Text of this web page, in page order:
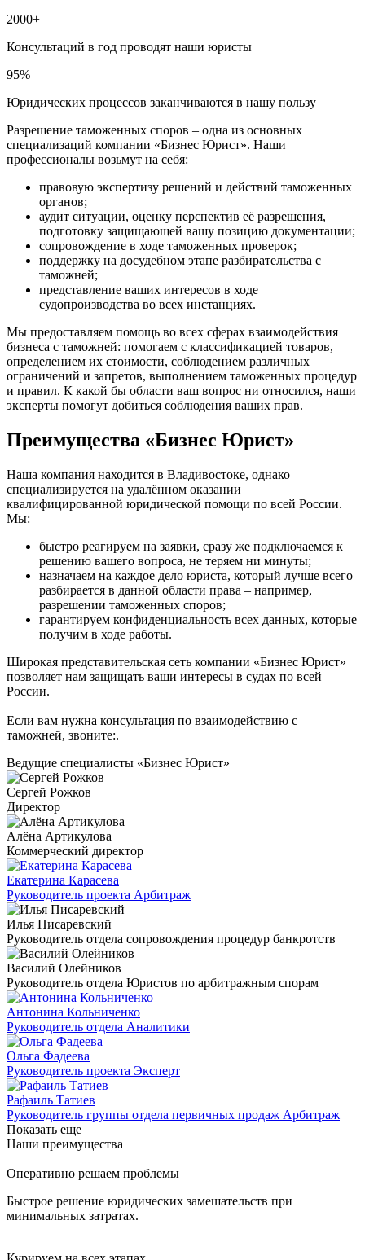
2000+
Консультаций в год проводят наши юристы
95%
Юридических процессов заканчиваются в нашу пользу
Разрешение таможенных споров – одна из основных
специализаций компании «Бизнес Юрист». Наши
профессионалы возьмут на себя:
правовую экспертизу решений и действий таможенных
органов;
аудит ситуации, оценку перспектив её разрешения,
подготовку защищающей вашу позицию документации;
сопровождение в ходе таможенных проверок;
поддержку на досудебном этапе разбирательства с
таможней;
представление ваших интересов в ходе
судопроизводства во всех инстанциях.
Мы предоставляем помощь во всех сферах взаимодействия
бизнеса с таможней: помогаем с классификацией товаров,
определением их стоимости, соблюдением различных
ограничений и запретов, выполнением таможенных процедур
и правил. К какой бы области ваш вопрос ни относился, наши
эксперты помогут добиться соблюдения ваших прав.
Преимущества «Бизнес Юрист»
Наша компания находится в Владивостоке, однако
специализируется на удалённом оказании
квалифицированной юридической помощи по всей России.
Мы:
быстро реагируем на заявки, сразу же подключаемся к
решению вашего вопроса, не теряем ни минуты;
назначаем на каждое дело юриста, который лучше всего
разбирается в данной области права – например,
разрешении таможенных споров;
гарантируем конфиденциальность всех данных, которые
получим в ходе работы.
Широкая представительская сеть компании «Бизнес Юрист»
позволяет нам защищать ваши интересы в судах по всей
России.
Если вам нужна консультация по взаимодействию с
таможней, звоните:.
Ведущие специалисты «Бизнес Юрист»
Сергей Рожков
Директор
Алёна Артикулова
Коммерческий директор
Екатерина Карасева
Руководитель проекта Арбитраж
Илья Писаревский
Руководитель отдела сопровождения процедур банкротств
Василий Олейников
Руководитель отдела Юристов по арбитражным спорам
Антонина Кольниченко
Руководитель отдела Аналитики
Ольга Фадеева
Руководитель проекта Эксперт
Рафаиль Татиев
Руководитель группы отдела первичных продаж Арбитраж
Показать еще
Наши преимущества
Оперативно решаем проблемы
Быстрое решение юридических замешательств при
минимальных затратах.